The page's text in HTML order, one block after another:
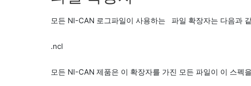
모든 NI-CAN 로그파일이 사용하는 파일 확장자는 다음과
.ncl
모든 NI-CAN 제품은 이 확장자를 가진 모든 파일이 이 스펙